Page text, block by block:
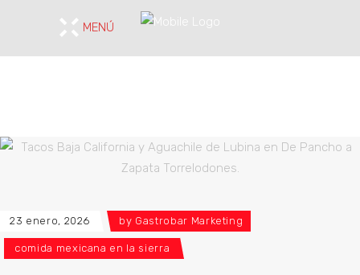
MENÚ
23 enero, 2026 by Gastrobar Marketing
comida mexicana en la sierra